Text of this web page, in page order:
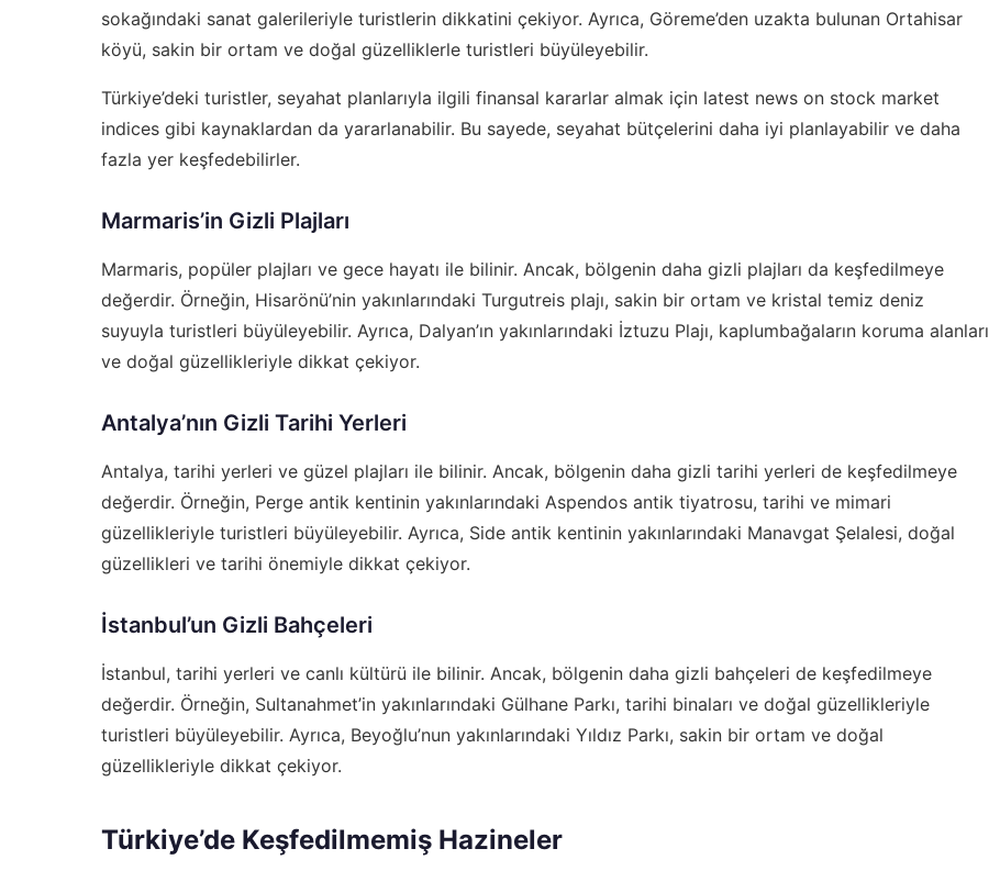
sokağındaki sanat galerileriyle turistlerin dikkatini çekiyor. Ayrıca, Göreme’den uzakta bulunan Ortahisar
köyü, sakin bir ortam ve doğal güzelliklerle turistleri büyüleyebilir.
Türkiye’deki turistler, seyahat planlarıyla ilgili finansal kararlar almak için latest news on stock market
indices gibi kaynaklardan da yararlanabilir. Bu sayede, seyahat bütçelerini daha iyi planlayabilir ve daha
fazla yer keşfedebilirler.
Marmaris’in Gizli Plajları
Marmaris, popüler plajları ve gece hayatı ile bilinir. Ancak, bölgenin daha gizli plajları da keşfedilmeye
değerdir. Örneğin, Hisarönü’nin yakınlarındaki Turgutreis plajı, sakin bir ortam ve kristal temiz deniz
suyuyla turistleri büyüleyebilir. Ayrıca, Dalyan’ın yakınlarındaki İztuzu Plajı, kaplumbağaların koruma alanları
ve doğal güzellikleriyle dikkat çekiyor.
Antalya’nın Gizli Tarihi Yerleri
Antalya, tarihi yerleri ve güzel plajları ile bilinir. Ancak, bölgenin daha gizli tarihi yerleri de keşfedilmeye
değerdir. Örneğin, Perge antik kentinin yakınlarındaki Aspendos antik tiyatrosu, tarihi ve mimari
güzellikleriyle turistleri büyüleyebilir. Ayrıca, Side antik kentinin yakınlarındaki Manavgat Şelalesi, doğal
güzellikleri ve tarihi önemiyle dikkat çekiyor.
İstanbul’un Gizli Bahçeleri
İstanbul, tarihi yerleri ve canlı kültürü ile bilinir. Ancak, bölgenin daha gizli bahçeleri de keşfedilmeye
değerdir. Örneğin, Sultanahmet’in yakınlarındaki Gülhane Parkı, tarihi binaları ve doğal güzellikleriyle
turistleri büyüleyebilir. Ayrıca, Beyoğlu’nun yakınlarındaki Yıldız Parkı, sakin bir ortam ve doğal
güzellikleriyle dikkat çekiyor.
Türkiye’de Keşfedilmemiş Hazineler